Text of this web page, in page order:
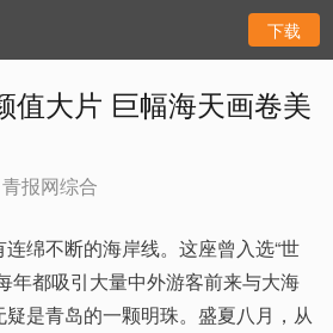
下载
值大片 巨幅海天画卷美
青报网综合
绵不断的海岸线。这座曾入选“世
年都吸引大量中外游客前来与大海
是青岛的一颗明珠。盛夏八月，从